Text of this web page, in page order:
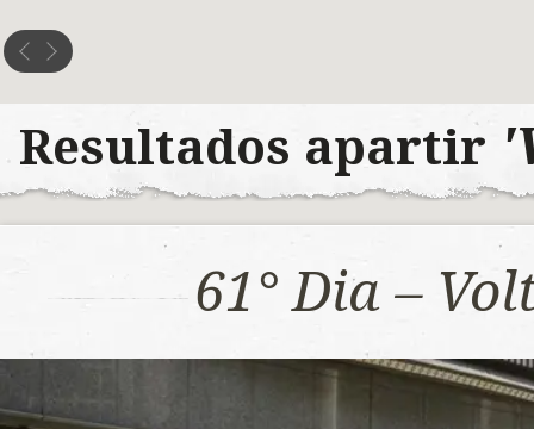
Resultados apartir
61° Dia –